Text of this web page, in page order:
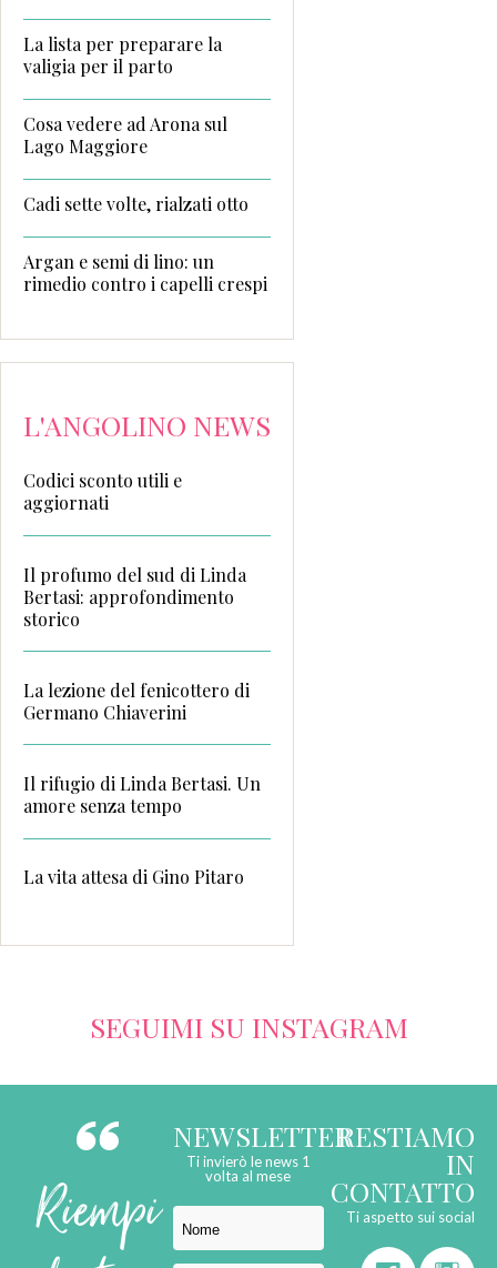
La lista per preparare la
valigia per il parto
Cosa vedere ad Arona sul
Lago Maggiore
Cadi sette volte, rialzati otto
Argan e semi di lino: un
rimedio contro i capelli crespi
L'ANGOLINO NEWS
Codici sconto utili e
aggiornati
Il profumo del sud di Linda
Bertasi: approfondimento
storico
La lezione del fenicottero di
Germano Chiaverini
Il rifugio di Linda Bertasi. Un
amore senza tempo
La vita attesa di Gino Pitaro
SEGUIMI SU INSTAGRAM
Riempi
NEWSLETTER
Ti invierò le news 1
volta al mese
RESTIAMO
IN
CONTATTO
Ti aspetto sui social